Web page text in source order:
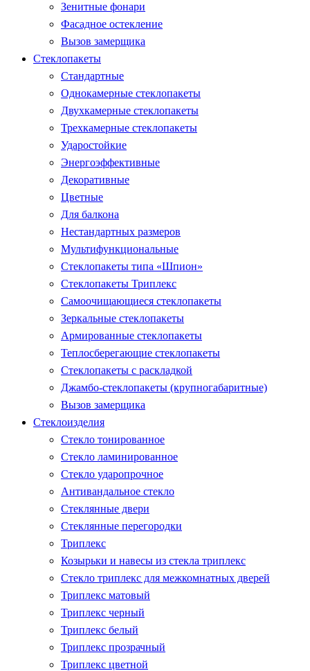
Зенитные фонари
Фасадное остекление
Вызов замерщика
Стеклопакеты
Стандартные
Однокамерные стеклопакеты
Двухкамерные стеклопакеты
Трехкамерные стеклопакеты
Ударостойкие
Энергоэффективные
Декоративные
Цветные
Для балкона
Нестандартных размеров
Мультифункциональные
Стеклопакеты типа «Шпион»
Стеклопакеты Триплекс
Самоочищающиеся стеклопакеты
Зеркальные стеклопакеты
Армированные стеклопакеты
Теплосберегающие стеклопакеты
Стеклопакеты с раскладкой
Джамбо-стеклопакеты (крупногабаритные)
Вызов замерщика
Стеклоизделия
Стекло тонированное
Стекло ламинированное
Стекло ударопрочное
Антивандальное стекло
Стеклянные двери
Стеклянные перегородки
Триплекс
Козырьки и навесы из стекла триплекс
Стекло триплекс для межкомнатных дверей
Триплекс матовый
Триплекс черный
Триплекс белый
Триплекс прозрачный
Триплекс цветной